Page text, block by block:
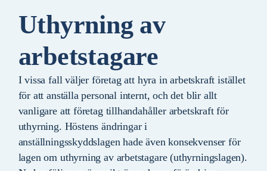
Uthyrning av
arbetstagare
I vissa fall väljer företag att hyra in arbetskraft istället
för att anställa personal internt, och det blir allt
vanligare att företag tillhandahåller arbetskraft för
uthyrning. Höstens ändringar i
anställningsskyddslagen hade även konsekvenser för
lagen om uthyrning av arbetstagare (uthyrningslagen).